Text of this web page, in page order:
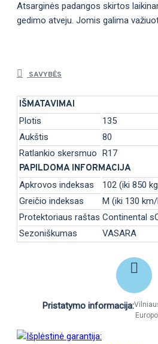
Atsarginės padangos skirtos
gedimo atveju. Jomis galima
SAVYBĖS
IŠMATAVIMAI
Plotis
135
Aukštis
80
Ratlankio skersmuo R17
PAPILDOMA INFORMACIJA
Apkrovos indeksas
102 (iki 850
Greičio indeksas
M (iki 130
Protektoriaus raštas Continental
Sezoniškumas
VASARA
Pristatymo informacija: